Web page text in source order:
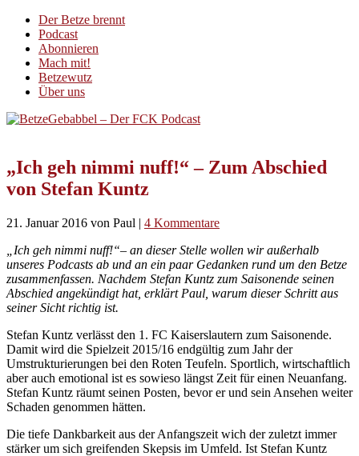
Der Betze brennt
Podcast
Abonnieren
Mach mit!
Betzewutz
Über uns
„Ich geh nimmi nuff!“ – Zum Abschied
von Stefan Kuntz
21. Januar 2016 von Paul | 4 Kommentare
„Ich geh nimmi nuff!“– an dieser Stelle wollen wir außerhalb
unseres Podcasts ab und an ein paar Gedanken rund um den Betze
zusammenfassen. Nachdem Stefan Kuntz zum Saisonende seinen
Abschied angekündigt hat, erklärt Paul, warum dieser Schritt aus
seiner Sicht richtig ist.
Stefan Kuntz verlässt den 1. FC Kaiserslautern zum Saisonende.
Damit wird die Spielzeit 2015/16 endgültig zum Jahr der
Umstrukturierungen bei den Roten Teufeln. Sportlich, wirtschaftlich
aber auch emotional ist es sowieso längst Zeit für einen Neuanfang.
Stefan Kuntz räumt seinen Posten, bevor er und sein Ansehen weiter
Schaden genommen hätten.
Die tiefe Dankbarkeit aus der Anfangszeit wich der zuletzt immer
stärker um sich greifenden Skepsis im Umfeld. Ist Stefan Kuntz